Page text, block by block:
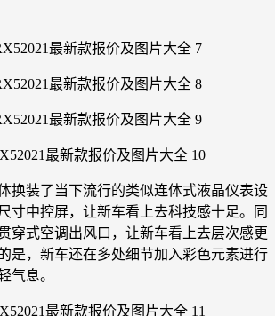
换装了当下流行的类似连体式液晶仪表设
寸中控屏，让新车看上去科技感十足。同
穿式空调出风口，让新车看上去层次感更
是，新车还在多处细节加入彩色元素进行
气息。